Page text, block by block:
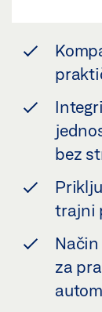
bez
trajni
za